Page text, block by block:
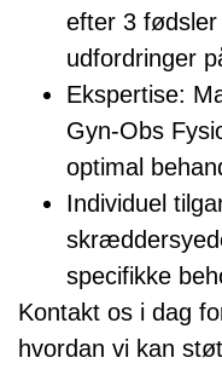
efter 3
udfordringer
Ekspertise:
Gyn-Obs
optimal
Individuel
specifikke
Kontakt os i dag
hvordan vi kan